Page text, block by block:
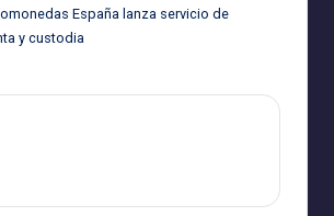
España lanza servicio de
y custodia